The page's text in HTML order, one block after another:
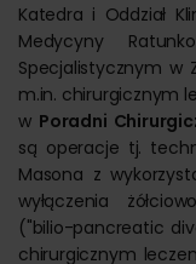
Katedra i Oddział
Medycyny
Specjalistycznym w
m.in. chirurgicznym
w Poradni
są operacje tj.
Masona z
wyłączenia
("bilio-pancreatic
chirurgicznym